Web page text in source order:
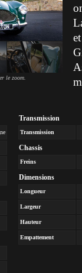
le zoom.
Transmission
Transmission
Chassis
Freins
Dimensions
Longueur
Largeur
Hauteur
Empattement